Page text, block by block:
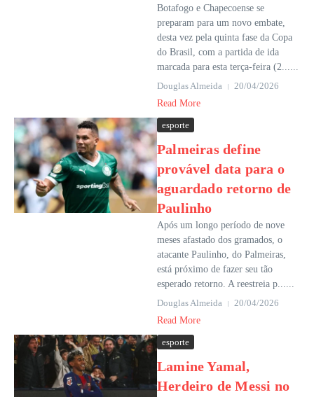
Botafogo e Chapecoense se
preparam para um novo embate,
desta vez pela quinta fase da Copa
do Brasil, com a partida de ida
marcada para esta terça-feira (2......
Douglas Almeida
20/04/2026
Read More
esporte
Palmeiras define
provável data para o
aguardado retorno de
Paulinho
Após um longo período de nove
meses afastado dos gramados, o
atacante Paulinho, do Palmeiras,
está próximo de fazer seu tão
esperado retorno. A reestreia p......
Douglas Almeida
20/04/2026
Read More
esporte
Lamine Yamal,
Herdeiro de Messi no